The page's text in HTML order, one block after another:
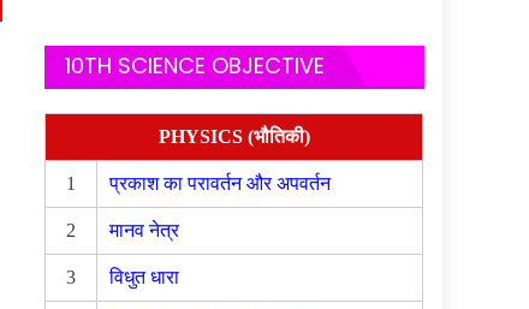
10TH SCIENCE OBJECTIVE
PHYSICS (भौतिकी)
1 प्रकाश का परावर्तन और अपवर्तन
2 मानव नेत्र
3 विधुत धारा